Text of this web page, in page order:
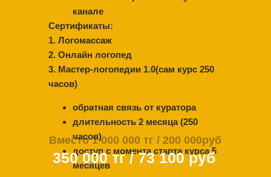
канале
Сертификаты:
1.⁠ ⁠Логомассаж
2.⁠ ⁠⁠Онлайн логопед
3.⁠ ⁠⁠Мастер-логопедии 1.0(сам курс 250
часов)
обратная связь от куратора
длительность 2 месяца (250
часов)
⁠доступ с момента старта курса 5
месяцев
350 000 тг / 73 100 руб
Вместо 1 000 000 тг / 200 000руб